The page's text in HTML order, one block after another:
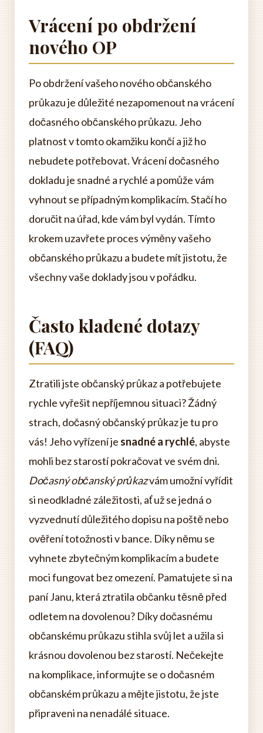
Vrácení po obdržení
nového OP
Po obdržení vašeho nového občanského
průkazu je důležité nezapomenout na vrácení
dočasného občanského průkazu. Jeho
platnost v tomto okamžiku končí a již ho
nebudete potřebovat. Vrácení dočasného
dokladu je snadné a rychlé a pomůže vám
vyhnout se případným komplikacím. Stačí ho
doručit na úřad, kde vám byl vydán. Tímto
krokem uzavřete proces výměny vašeho
občanského průkazu a budete mít jistotu, že
všechny vaše doklady jsou v pořádku.
Často kladené dotazy
(FAQ)
Ztratili jste občanský průkaz a potřebujete
rychle vyřešit nepříjemnou situaci? Žádný
strach, dočasný občanský průkaz je tu pro
vás! Jeho vyřízení je snadné a rychlé, abyste
mohli bez starostí pokračovat ve svém dni.
Dočasný občanský průkazvám umožní vyřídit
si neodkladné záležitosti, ať už se jedná o
vyzvednutí důležitého dopisu na poště nebo
ověření totožnosti v bance. Díky němu se
vyhnete zbytečným komplikacím a budete
moci fungovat bez omezení. Pamatujete si na
paní Janu, která ztratila občanku těsně před
odletem na dovolenou? Díky dočasnému
občanskému průkazu stihla svůj let a užila si
krásnou dovolenou bez starostí. Nečekejte
na komplikace, informujte se o dočasném
občanském průkazu a mějte jistotu, že jste
připraveni na nenadálé situace.